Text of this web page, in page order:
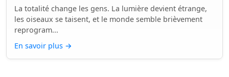
La totalité change les gens. La lumière devient étrange,
les oiseaux se taisent, et le monde semble brièvement
reprogram...
En savoir plus →